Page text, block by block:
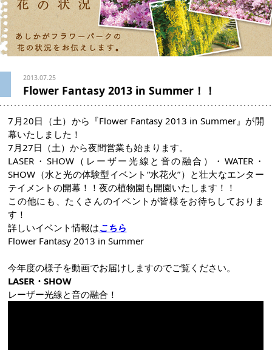
2013.07.25
Flower Fantasy 2013 in Summer！！
7月20日（土）から『Flower Fantasy 2013 in Summer』が開
幕いたしました！
7月27日（土）から夜間営業も始まります。
LASER・SHOW（レーザー光線と音の融合）・WATER・
SHOW（水と光の体験型イベント“水花火”）と壮大なエンター
テイメントの開幕！！夜の植物園も開園いたします！！
この他にも、たくさんのイベントが皆様をお待ちしておりま
す！
詳しいイベント情報はこちら
Flower Fantasy 2013 in Summer
今年度の様子を動画でお届けしますのでご覧ください。
LASER・SHOW
レーザー光線と音の融合！